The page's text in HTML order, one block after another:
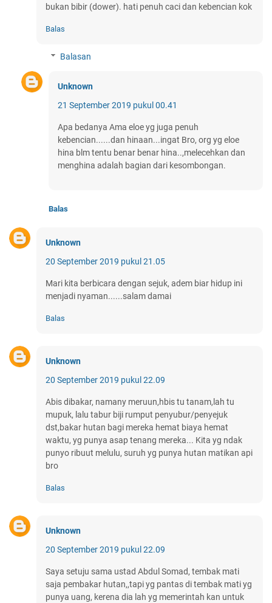
bukan bibir (dower). hati penuh caci dan kebencian kok
Balas
Balasan
Unknown
21 September 2019 pukul 00.41
Apa bedanya Ama eloe yg juga penuh
kebencian......dan hinaan...ingat Bro, org yg eloe
hina blm tentu benar benar hina..,melecehkan dan
menghina adalah bagian dari kesombongan.
Balas
Unknown
20 September 2019 pukul 21.05
Mari kita berbicara dengan sejuk, adem biar hidup ini
menjadi nyaman......salam damai
Balas
Unknown
20 September 2019 pukul 22.09
Abis dibakar, namany meruun,hbis tu tanam,lah tu
mupuk, lalu tabur biji rumput penyubur/penyejuk
dst,bakar hutan bagi mereka hemat biaya hemat
waktu, yg punya asap tenang mereka... Kita yg ndak
punyo ribuut melulu, suruh yg punya hutan matikan api
bro
Balas
Unknown
20 September 2019 pukul 22.09
Saya setuju sama ustad Abdul Somad, tembak mati
saja pembakar hutan,,tapi yg pantas di tembak mati yg
punya uang, kerena dia lah yg memerintah kan untuk